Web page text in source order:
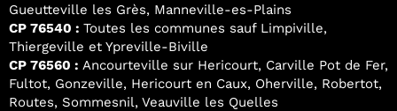
Gueutteville les Grès, Manneville-es-Plains
CP 76540 : Toutes les communes sauf Limpiville,
Thiergeville et Ypreville-Biville
CP 76560 : Ancourteville sur Hericourt, Carville Pot de Fer,
Fultot, Gonzeville, Hericourt en Caux, Oherville, Robertot,
Routes, Sommesnil, Veauville les Quelles